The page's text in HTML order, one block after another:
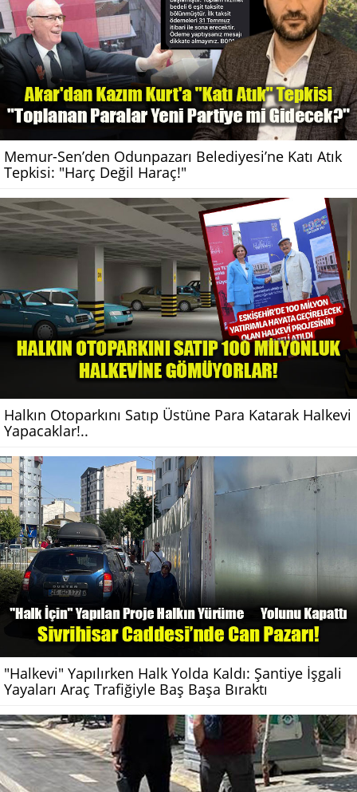
Memur-Sen’den Odunpazarı Belediyesi’ne Katı Atık
Tepkisi: "Harç Değil Haraç!"
Halkın Otoparkını Satıp Üstüne Para Katarak Halkevi
Yapacaklar!..
"Halkevi" Yapılırken Halk Yolda Kaldı: Şantiye İşgali
Yayaları Araç Trafiğiyle Baş Başa Bıraktı